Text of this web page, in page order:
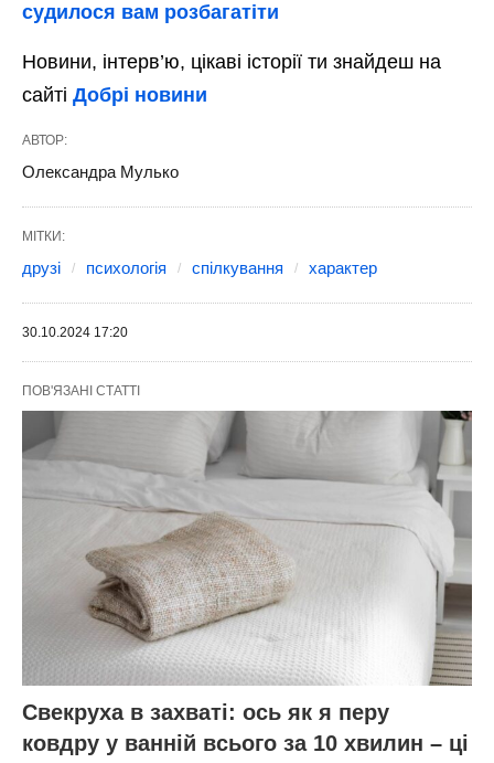
судилося вам розбагатіти
Новини, інтерв’ю, цікаві історії ти знайдеш на
сайті Добрі новини
АВТОР:
Олександра Мулько
МІТКИ:
друзі психологія спілкування характер
30.10.2024 17:20
ПОВ'ЯЗАНІ СТАТТІ
Свекруха в захваті: ось як я перу
ковдру у ванній всього за 10 хвилин – ці